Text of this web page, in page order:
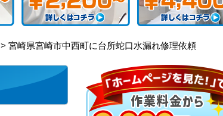
> 宮崎県宮崎市中西町に台所蛇口水漏れ修理依頼